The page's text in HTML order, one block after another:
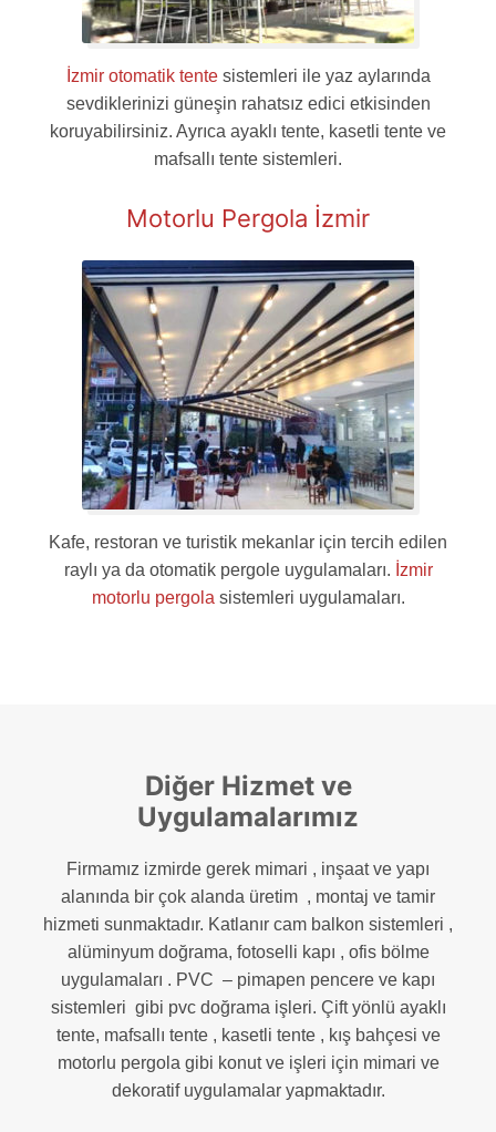
İzmir otomatik tentesistemleri ile yaz aylarında
sevdiklerinizi güneşin rahatsız edici etkisinden
koruyabilirsiniz. Ayrıca ayaklı tente, kasetli tente ve
mafsallı tente sistemleri.
Motorlu Pergola İzmir
Kafe, restoran ve turistik mekanlar için tercih edilen
raylı ya da otomatik pergole uygulamaları. İzmir
motorlu pergola sistemleri uygulamaları.
Diğer Hizmet ve
Uygulamalarımız
Firmamız izmirde gerek mimari , inşaat ve yapı
alanında bir çok alanda üretim , montaj ve tamir
hizmeti sunmaktadır. Katlanır cam balkon sistemleri ,
alüminyum doğrama, fotoselli kapı , ofis bölme
uygulamaları . PVC – pimapen pencere ve kapı
sistemleri gibi pvc doğrama işleri. Çift yönlü ayaklı
tente, mafsallı tente , kasetli tente , kış bahçesi ve
motorlu pergola gibi konut ve işleri için mimari ve
dekoratif uygulamalar yapmaktadır.